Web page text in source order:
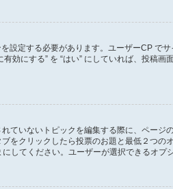
設定する必要があります。ユーザーCP で
効にする” を “はい” にしていれば、投稿
ていないトピックを編集する際に、ペー
をクリックしたら投票のお題と最低２つ
してください。ユーザーが選択できるオプ